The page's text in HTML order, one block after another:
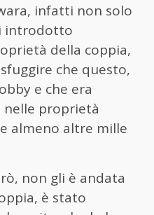
infatti non solo
introdotto
della coppia,
che questo,
e che era
proprietà
almeno altre mille
non gli è andata
è stato